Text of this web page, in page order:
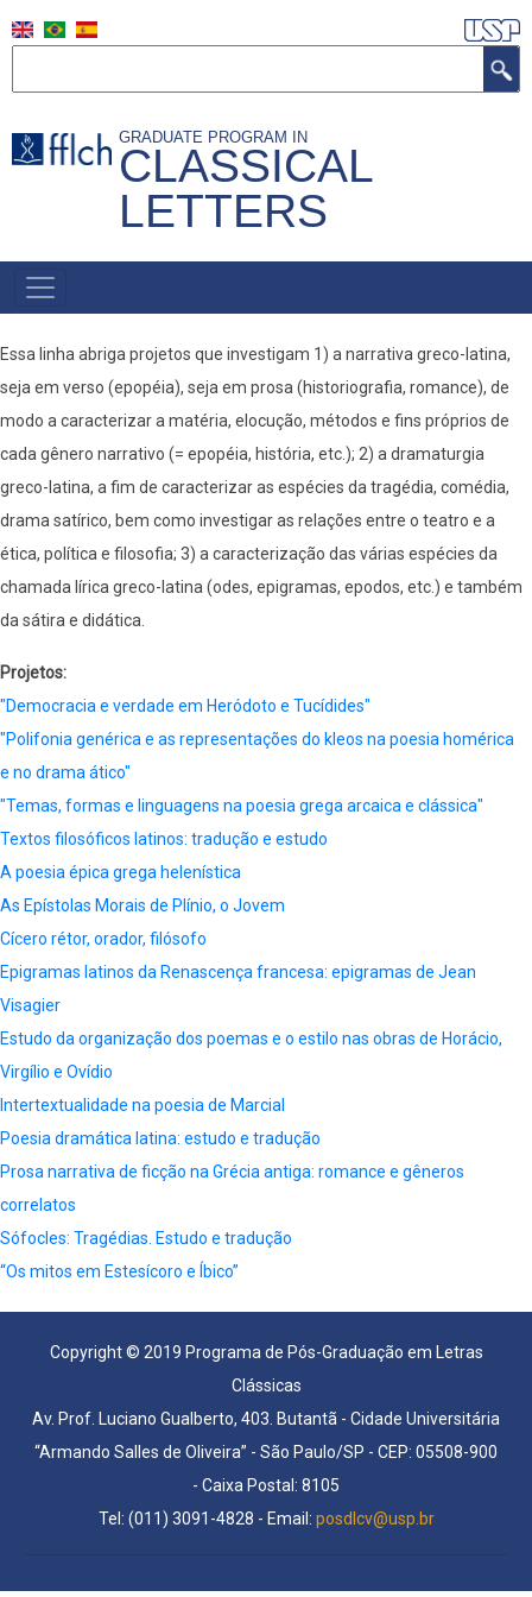
to
GRADUATE PROGRAM IN
CLASSICAL
LETTERS
NAVEGAÇÃO
PRINCIPAL
Essa linha abriga projetos que investigam 1) a narrativa greco-latina,
seja em verso (epopéia), seja em prosa (historiografia, romance), de
modo a caracterizar a matéria, elocução, métodos e fins próprios de
cada gênero narrativo (= epopéia, história, etc.); 2) a dramaturgia
greco-latina, a fim de caracterizar as espécies da tragédia, comédia,
drama satírico, bem como investigar as relações entre o teatro e a
ética, política e filosofia; 3) a caracterização das várias espécies da
chamada lírica greco-latina (odes, epigramas, epodos, etc.) e também
da sátira e didática.
Projetos
"Democracia e verdade em Heródoto e Tucídides"
"Polifonia genérica e as representações do kleos na poesia homérica
e no drama ático"
"Temas, formas e linguagens na poesia grega arcaica e clássica"
Textos filosóficos latinos: tradução e estudo
A poesia épica grega helenística
As Epístolas Morais de Plínio, o Jovem
Cícero rétor, orador, filósofo
Epigramas latinos da Renascença francesa: epigramas de Jean
Visagier
Estudo da organização dos poemas e o estilo nas obras de Horácio,
Virgílio e Ovídio
Intertextualidade na poesia de Marcial
Poesia dramática latina: estudo e tradução
Prosa narrativa de ficção na Grécia antiga: romance e gêneros
correlatos
Sófocles: Tragédias. Estudo e tradução
“Os mitos em Estesícoro e Íbico”
Copyright © 2019 Programa de Pós-Graduação em Letras
Clássicas
Av. Prof. Luciano Gualberto, 403. Butantã - Cidade Universitária
“Armando Salles de Oliveira” - São Paulo/SP - CEP: 05508-900
- Caixa Postal: 8105
Tel: (011) 3091-4828 - Email: posdlcv@usp.br